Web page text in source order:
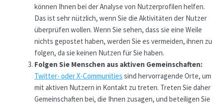
können Ihnen bei der Analyse von Nutzerprofilen helfen.
Das ist sehr nützlich, wenn Sie die Aktivitäten der Nutzer
überprüfen wollen. Wenn Sie sehen, dass sie eine Weile
nichts gepostet haben, werden Sie es vermeiden, ihnen zu
folgen, da sie keinen Nutzen für Sie haben.
Folgen Sie Menschen aus aktiven Gemeinschaften:
Twitter- oder X-Communities sind hervorragende Orte, um
mit aktiven Nutzern in Kontakt zu treten. Treten Sie daher
Gemeinschaften bei, die Ihnen zusagen, und beteiligen Sie